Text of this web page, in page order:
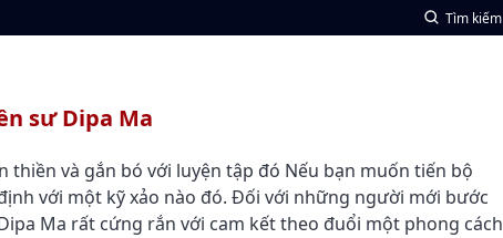
Tìm kiếm
sư Dipa Ma
thiền và gắn bó với luyện tập đó Nếu bạn muốn tiến bộ
với một kỹ xảo nào đó. Đối với những người mới bước
Ma rất cứng rắn với cam kết theo đuổi một phong cách